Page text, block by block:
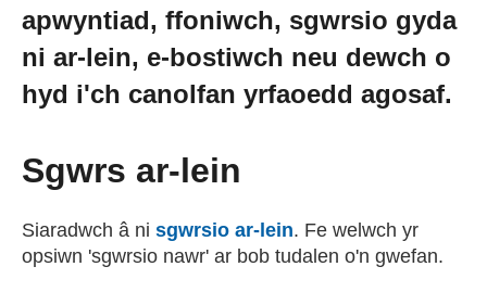
apwyntiad, ffoniwch, sgwrsio gyda
ni ar-lein, e-bostiwch neu dewch o
hyd i'ch canolfan yrfaoedd agosaf.
Sgwrs ar-lein
Siaradwch â ni sgwrsio ar-lein. Fe welwch yr
opsiwn 'sgwrsio nawr' ar bob tudalen o'n gwefan.